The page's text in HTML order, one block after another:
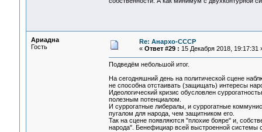
Ариадна
Гость
Re: Анархо-СССР
« Ответ #29 : 15 Декабря 2018, 19:17:31
Подведём небольшой итог.
На сегодняшний день на политической сцене
не способна отстаивать (защищать) интересы
Идеологический кризис обусловлен
полезным потенциалом.
И суррогатные либералы, и суррогатные
пугалом для народа, чем защитником его.
Так на сцене появляются "плохие бояре" и,
народа". Бенефициар всей выстроенной системы